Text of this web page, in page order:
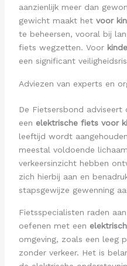
aanzienlijk meer dan
gewicht maakt het voor
te beheersen, vooral bij
fiets wegzetten. Voor
een significant
Adviezen van experts en
De Fietsersbond adviseert
een elektrische fiets voor
leeftijd wordt
meestal voldoende
verkeersinzicht hebben
zich hierbij aan en
stapsgewijze gewenning
Fietsspecialisten raden
oefenen met een
omgeving, zoals een leeg
zonder verkeer. Het is